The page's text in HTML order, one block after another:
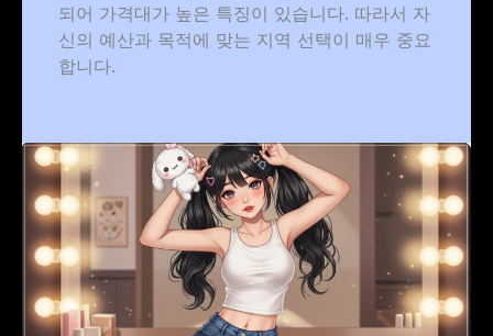
되어 가격대가 높은 특징이 있습니다. 따라서 자
신의 예산과 목적에 맞는 지역 선택이 매우 중요
합니다.